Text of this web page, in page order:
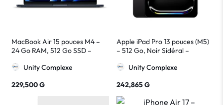
MacBook Air 15 pouces M4 –
24 Go RAM, 512 Go SSD –
Unity Complexe
229,500G
Apple iPad Pro 13 pouces (M5)
– 512 Go, Noir Sidéral –
Performante
Unity Complexe
242,865G